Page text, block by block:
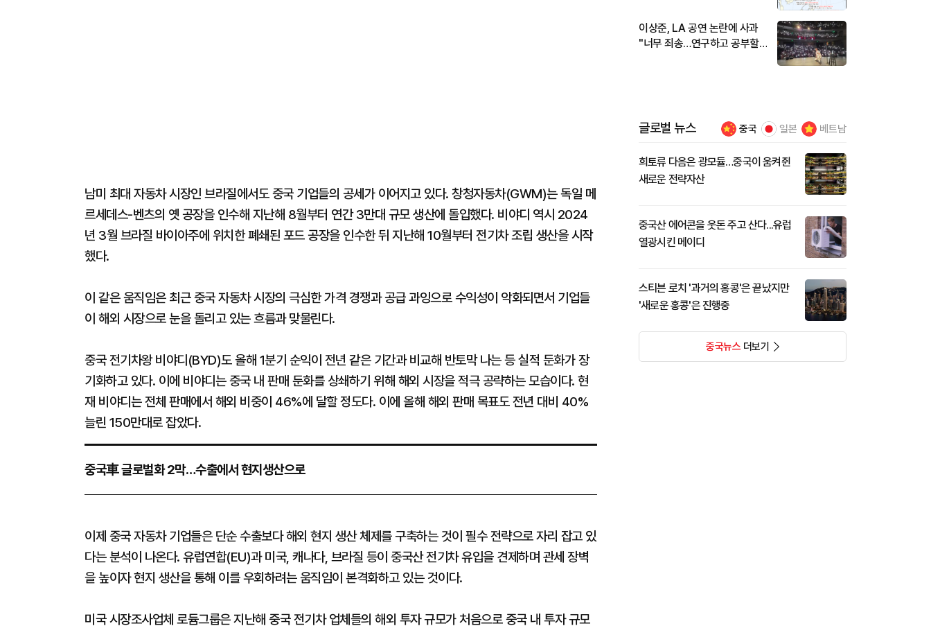
남미 최대 자동차 시장인 브라질에서도 중국 기업들의 공세가 이어지고 있다. 창청자동차(GWM)는 독일 메
르세데스-벤츠의 옛 공장을 인수해 지난해 8월부터 연간 3만대 규모 생산에 돌입했다. 비야디 역시 2024
년 3월 브라질 바이아주에 위치한 폐쇄된 포드 공장을 인수한 뒤 지난해 10월부터 전기차 조립 생산을 시작
했다.
이 같은 움직임은 최근 중국 자동차 시장의 극심한 가격 경쟁과 공급 과잉으로 수익성이 악화되면서 기업들
이 해외 시장으로 눈을 돌리고 있는 흐름과 맞물린다.
중국 전기차왕 비야디(BYD)도 올해 1분기 순익이 전년 같은 기간과 비교해 반토막 나는 등 실적 둔화가 장
기화하고 있다. 이에 비야디는 중국 내 판매 둔화를 상쇄하기 위해 해외 시장을 적극 공략하는 모습이다. 현
재 비야디는 전체 판매에서 해외 비중이 46%에 달할 정도다. 이에 올해 해외 판매 목표도 전년 대비 40%
늘린 150만대로 잡았다.
중국車 글로벌화 2막…수출에서 현지생산으로
이제 중국 자동차 기업들은 단순 수출보다 해외 현지 생산 체제를 구축하는 것이 필수 전략으로 자리 잡고 있
다는 분석이 나온다. 유럽연합(EU)과 미국, 캐나다, 브라질 등이 중국산 전기차 유입을 견제하며 관세 장벽
을 높이자 현지 생산을 통해 이를 우회하려는 움직임이 본격화하고 있는 것이다.
미국 시장조사업체 로듐그룹은 지난해 중국 전기차 업체들의 해외 투자 규모가 처음으로 중국 내 투자 규모
이상준, LA 공연 논란에 사과
"너무 죄송…연구하고 공부할
글로벌 뉴스 중국 일본 베트남
희토류 다음은 광모듈…중국이 움켜쥔
새로운 전략자산
중국산 에어콘을 웃돈 주고 산다...유럽
열광시킨 메이디
스티븐 로치 '과거의 홍콩'은 끝났지만
'새로운 홍콩'은 진행중
중국뉴스더보기